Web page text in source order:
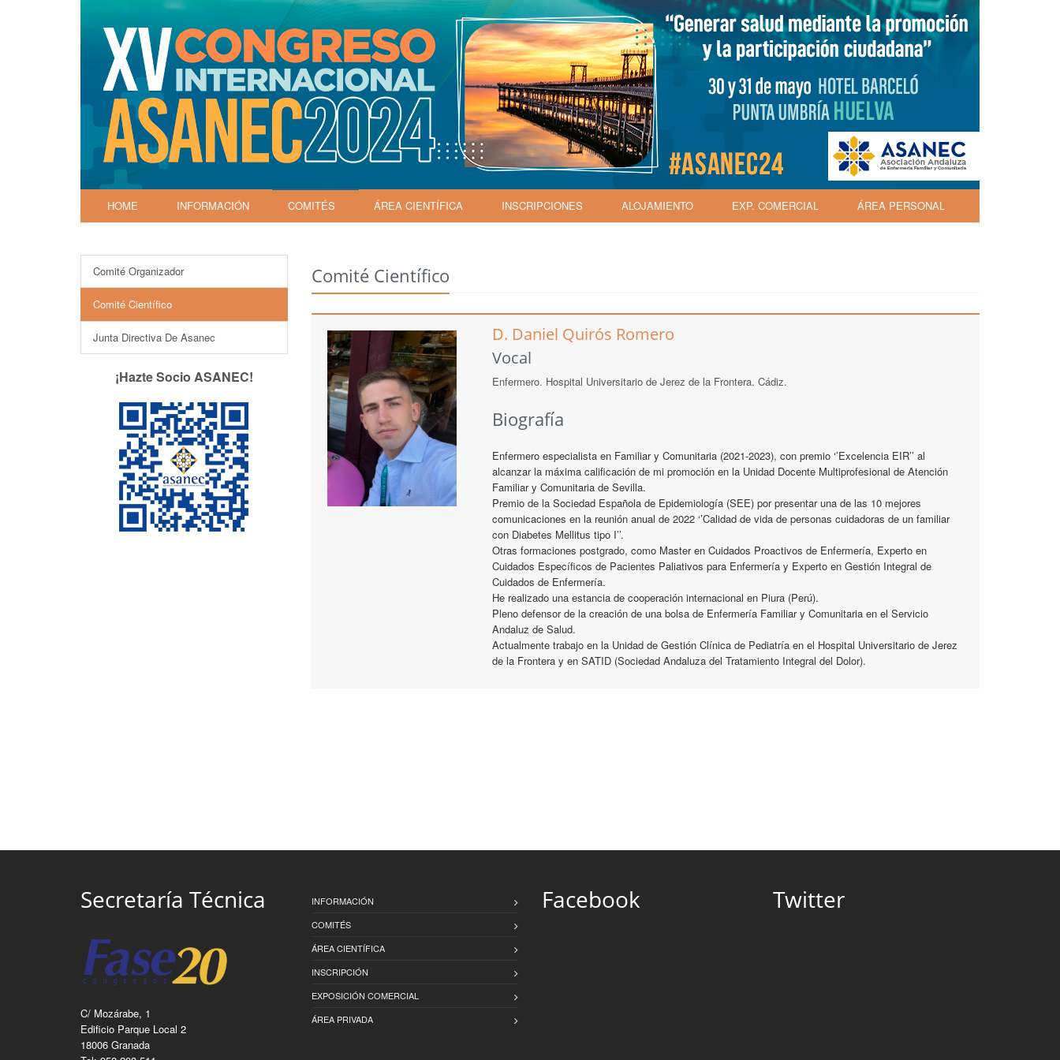
HOME INFORMACIÓN COMITÉS ÁREA CIENTÍFICA INSCRIPCIONES ALOJAMIENTO EXP. COMERCIAL ÁREA PERSONAL
Comité Organizador
Comité Científico
Junta Directiva De Asanec
¡Hazte Socio ASANEC!
Comité Científico
D. Daniel Quirós Romero
Vocal
Enfermero. Hospital Universitario de Jerez de la Frontera. Cádiz.
Biografía
Enfermero especialista en Familiar y Comunitaria (2021-2023), con premio ‘’Excelencia EIR’’ al
alcanzar la máxima calificación de mi promoción en la Unidad Docente Multiprofesional de Atención
Familiar y Comunitaria de Sevilla.
Premio de la Sociedad Española de Epidemiología (SEE) por presentar una de las 10 mejores
comunicaciones en la reunión anual de 2022 ‘’Calidad de vida de personas cuidadoras de un familiar
con Diabetes Mellitus tipo I’’.
Otras formaciones postgrado, como Master en Cuidados Proactivos de Enfermería, Experto en
Cuidados Específicos de Pacientes Paliativos para Enfermería y Experto en Gestión Integral de
Cuidados de Enfermería.
He realizado una estancia de cooperación internacional en Piura (Perú).
Pleno defensor de la creación de una bolsa de Enfermería Familiar y Comunitaria en el Servicio
Andaluz de Salud.
Actualmente trabajo en la Unidad de Gestión Clínica de Pediatría en el Hospital Universitario de Jerez
de la Frontera y en SATID (Sociedad Andaluza del Tratamiento Integral del Dolor).
Secretaría Técnica
C/ Mozárabe, 1
Edificio Parque Local 2
18006 Granada
INFORMACIÓN
COMITÉS
ÁREA CIENTÍFICA
INSCRIPCIÓN
EXPOSICIÓN COMERCIAL
ÁREA PRIVADA
Facebook Twitter